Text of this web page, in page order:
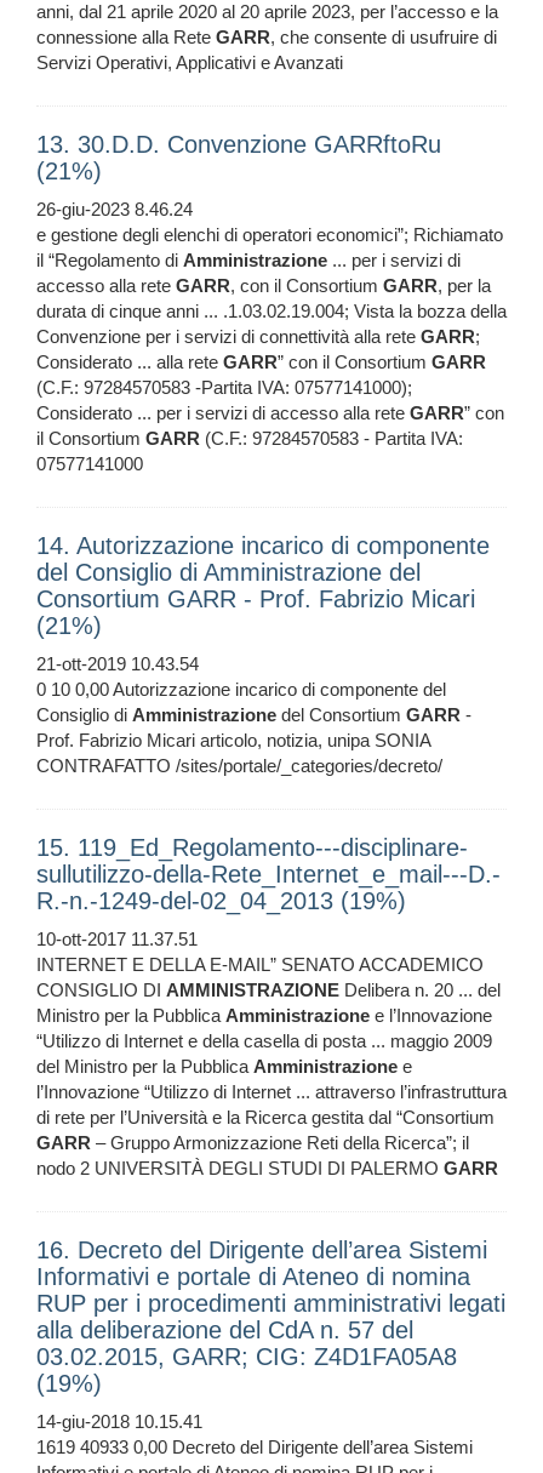
anni, dal 21 aprile 2020 al 20 aprile 2023, per l’accesso e la
connessione alla Rete GARR, che consente di usufruire di
Servizi Operativi, Applicativi e Avanzati
13. 30.D.D. Convenzione GARRftoRu
(21%)
26-giu-2023 8.46.24
e gestione degli elenchi di operatori economici”; Richiamato
il “Regolamento di Amministrazione ... per i servizi di
accesso alla rete GARR, con il Consortium GARR, per la
durata di cinque anni ... .1.03.02.19.004; Vista la bozza della
Convenzione per i servizi di connettività alla rete GARR;
Considerato ... alla rete GARR” con il Consortium GARR
(C.F.: 97284570583 -Partita IVA: 07577141000);
Considerato ... per i servizi di accesso alla rete GARR” con
il Consortium GARR (C.F.: 97284570583 - Partita IVA:
07577141000
14. Autorizzazione incarico di componente
del Consiglio di Amministrazione del
Consortium GARR - Prof. Fabrizio Micari
(21%)
21-ott-2019 10.43.54
0 10 0,00 Autorizzazione incarico di componente del
Consiglio di Amministrazione del Consortium GARR -
Prof. Fabrizio Micari articolo, notizia, unipa SONIA
CONTRAFATTO /sites/portale/_categories/decreto/
15. 119_Ed_Regolamento---disciplinare-
sullutilizzo-della-Rete_Internet_e_mail---D.-
R.-n.-1249-del-02_04_2013 (19%)
10-ott-2017 11.37.51
INTERNET E DELLA E-MAIL” SENATO ACCADEMICO
CONSIGLIO DI AMMINISTRAZIONE Delibera n. 20 ... del
Ministro per la PubblicaAmministrazione e l’Innovazione
“Utilizzo di Internet e della casella di posta ... maggio 2009
del Ministro per la PubblicaAmministrazione e
l’Innovazione “Utilizzo di Internet ... attraverso l’infrastruttura
di rete per l’Università e la Ricerca gestita dal “Consortium
GARR – Gruppo Armonizzazione Reti della Ricerca”; il
nodo 2 UNIVERSITÀ DEGLI STUDI DI PALERMO GARR
16. Decreto del Dirigente dell’area Sistemi
Informativi e portale di Ateneo di nomina
RUP per i procedimenti amministrativi legati
alla deliberazione del CdA n. 57 del
03.02.2015, GARR; CIG: Z4D1FA05A8
(19%)
14-giu-2018 10.15.41
1619 40933 0,00 Decreto del Dirigente dell’area Sistemi